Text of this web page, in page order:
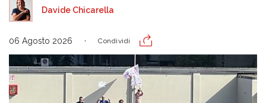
Davide Chicarella
06 Agosto 2026 Condividi